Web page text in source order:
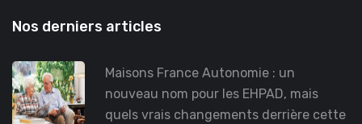
Nos derniers articles
Maisons France Autonomie : un
nouveau nom pour les EHPAD, mais
quels vrais changements derrière cette